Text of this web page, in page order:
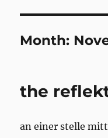
Month:
the
an einer stelle